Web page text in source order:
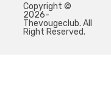
Copyright ©
2026-
Thevougeclub. All
Right Reserved.